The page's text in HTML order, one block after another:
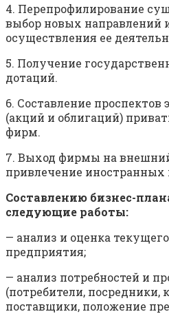
4. Перепрофилирование
выбор новых направлений
осуществления ее
5. Получение
дотаций.
6. Составление
(акций и облигаций)
фирм.
7. Выход фирмы на
привлечение иностран­ных
Составлению бизнес-
следующие работы:
— анализ и оценка
предприятия;
— анализ потребностей и
(потребители, посредники,
поставщики, положение